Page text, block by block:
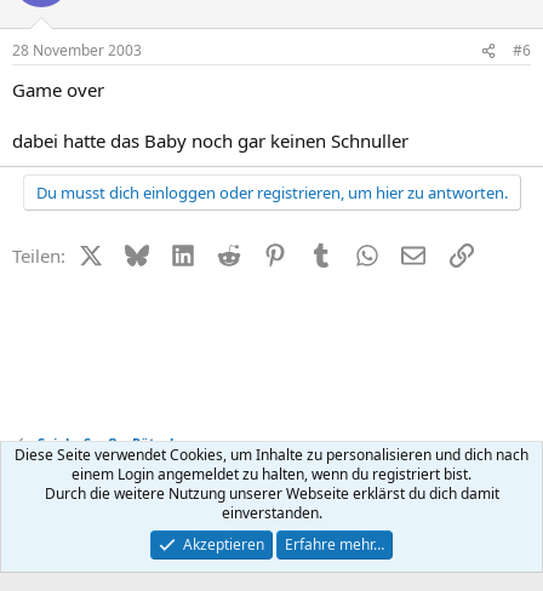
28 November 2003 #6
Game over
dabei hatte das Baby noch gar keinen Schnuller
Du musst dich einloggen oder registrieren, um hier zu antworten.
Teilen: X (Twitter)
BlueskyLinkedIn
Reddit PinterestTumblr WhatsApp
E-MailLink
Spiel + Spaß + Rätsel
Kontakt Nutzungsbedingungen Datenschutz Hilfe
R
Community platform by XenForo ® © 2010-2026 XenForo Ltd.
Diese Seite verwendet Cookies, um Inhalte zu personalisieren und dich nach
einem Login angemeldet zu halten, wenn du registriert bist.
Durch die weitere Nutzung unserer Webseite erklärst du dich damit
einverstanden.
Akzeptieren
Erfahre mehr…